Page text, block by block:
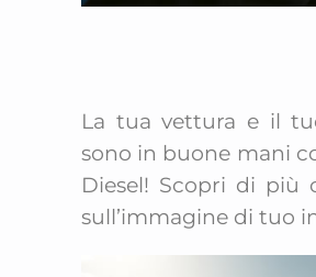
La tua vettura e il
sono in buone mani
Diesel! Scopri di più
sull’immagine di tuo